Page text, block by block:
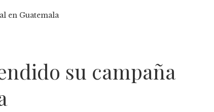
en Guatemala
su campaña